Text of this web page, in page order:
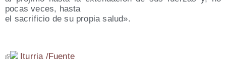
pocas veces, hasta
el sacri­fi­cio de su pro­pia salud».
Itu­rria /​Fuen­te